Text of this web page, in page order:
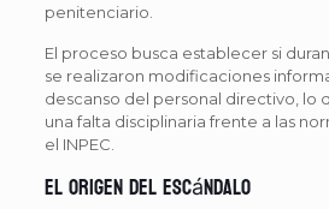
penitenciario.
El proceso busca establecer si
se realizaron modificaciones
descanso del personal directivo, lo
una falta disciplinaria frente a las
el INPEC.
El origen del escándalo